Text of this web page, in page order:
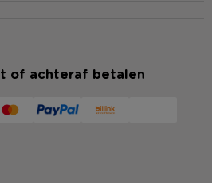
of achteraf betalen